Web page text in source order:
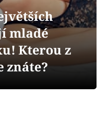
mladé
Kterou z
znáte?